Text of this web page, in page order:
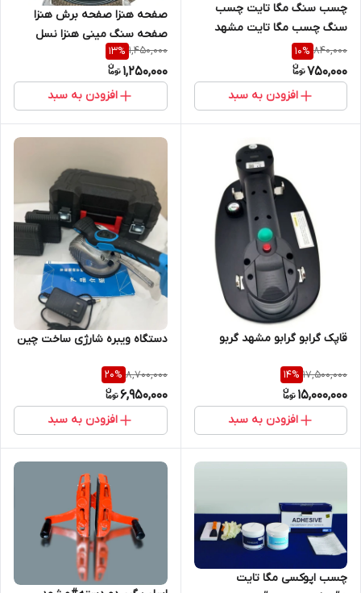
چسب سنگ مگا تایت چسب
سنگ چسب مگا تایت مشهد
840,000
10%
750,000
افزودن به سبد
صفحه هنزا صفحه برش هنزا
صفحه سنگ مینی هنزا نسل
پنجم
1,450,000
13%
1,250,000
افزودن به سبد
قاپک گرابو گرابو مشهد گربو
17,500,000
14%
15,000,000
افزودن به سبد
دستگاه ویبره شارژی ساخت چین
8,700,000
20%
6,950,000
افزودن به سبد
چسب اپوکسی مگا تایت